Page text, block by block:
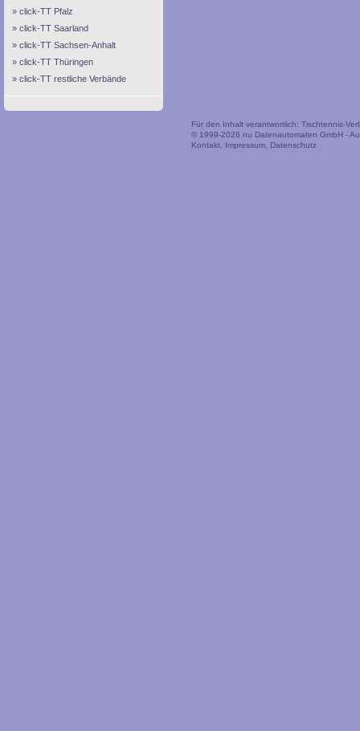
click-TT Pfalz
click-TT Saarland
click-TT Sachsen-Anhalt
click-TT Thüringen
click-TT restliche Verbände
Für den Inhalt verantwortlich: Tischtennis-
© 1999-2026 nu Datenautomaten GmbH -
Kontakt
Impressum Datenschutz